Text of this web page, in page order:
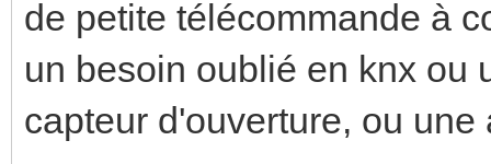
de petite télécommande à
un besoin oublié en knx ou
capteur d'ouverture, ou